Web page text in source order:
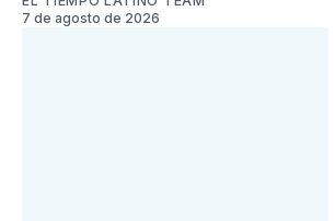
7 de agosto de 2026